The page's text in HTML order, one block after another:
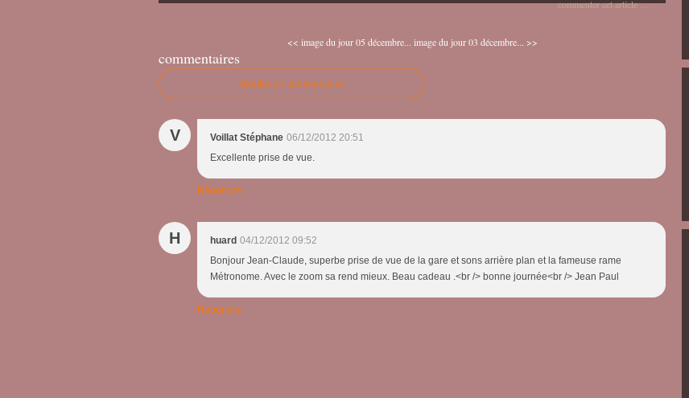
commenter cet article…
<< image du jour 05 décembre... image du jour 03 décembre... >>
commentaires
Ajouter un commentaire
V Voillat Stéphane 06/12/2012 20:51
Excellente prise de vue.
Répondre
H huard 04/12/2012 09:52
Bonjour Jean-Claude, superbe prise de vue de la gare et sons arrière plan et la fameuse rame
Métronome. Avec le zoom sa rend mieux. Beau cadeau .<br /> bonne journée<br /> Jean Paul
Répondre